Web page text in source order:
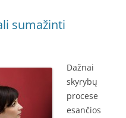
sumažinti
Dažnai
skyrybų
procese
esančios